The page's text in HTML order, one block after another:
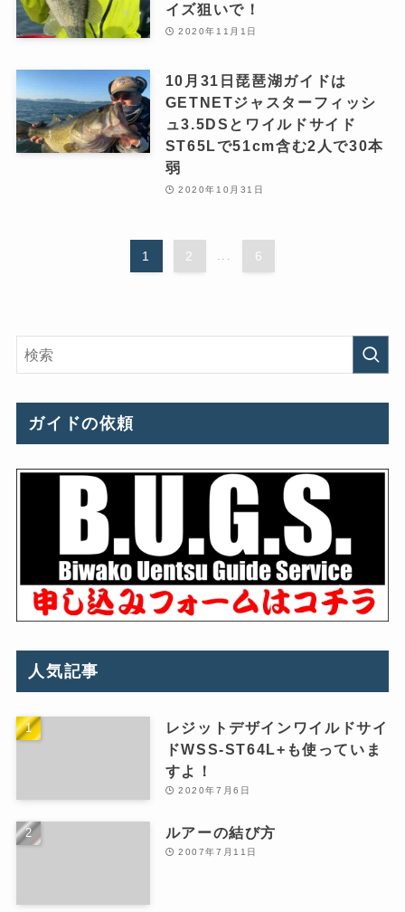
イズ狙いで！
2020年11月1日
10月31日琵琶湖ガイドは
GETNETジャスターフィッシ
ュ3.5DSとワイルドサイド
ST65Lで51cm含む2人で30本
弱
2020年10月31日
1 2 6
ガイドの依頼
人気記事
レジットデザインワイルドサイ
ドWSS-ST64L+も使っていま
すよ！
2020年7月6日
ルアーの結び方
2007年7月11日